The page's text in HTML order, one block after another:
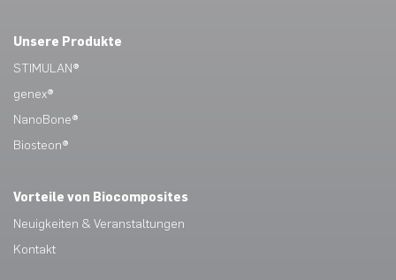
Unsere Produkte
STIMULAN®
genex®
NanoBone®
Biosteon®
Vorteile von Biocomposites
Neuigkeiten & Veranstaltungen
Kontakt